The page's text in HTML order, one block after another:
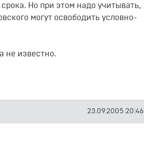
Но при этом надо учитывать,
могут освободить условно-
не известно.
23.09.2005 20:46